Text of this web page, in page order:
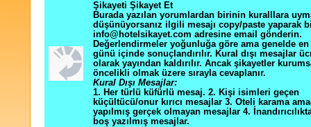
Şikayeti Şikayet Et
Burada yazılan yorumlardan birinin kuralllara
düşünüyorsanız ilgili mesajı copy/paste yaparak
info@hotelsikayet.com adresine email gönderin.
Değerlendirmeler yoğunluğa göre ama genelde
günü içinde sonuçlandırılır. Kural dışı mesajlar
olarak yayından kaldırılır. Ancak şikayetler
öncelikli olmak üzere sırayla cevaplanır.
Kural Dışı Mesajlar:
1. Her türlü küfürlü mesaj. 2. Kişi isimleri geçen
küçültücü/onur kırıcı mesajlar 3. Oteli karama
yapılmış gerçek olmayan mesajlar 4.
boş yazılmış mesajlar.